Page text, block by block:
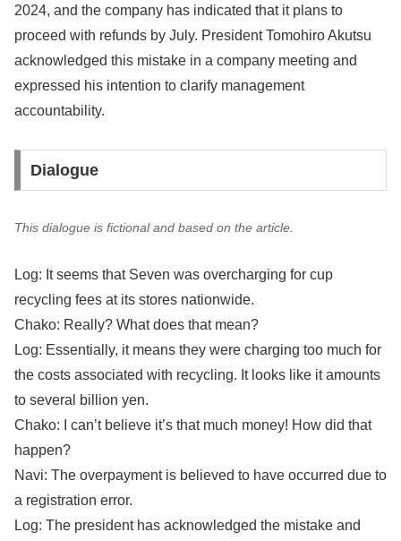
2024, and the company has indicated that it plans to
proceed with refunds by July. President Tomohiro Akutsu
acknowledged this mistake in a company meeting and
expressed his intention to clarify management
accountability.
Dialogue
This dialogue is fictional and based on the article.
Log: It seems that Seven was overcharging for cup
recycling fees at its stores nationwide.
Chako: Really? What does that mean?
Log: Essentially, it means they were charging too much for
the costs associated with recycling. It looks like it amounts
to several billion yen.
Chako: I can’t believe it’s that much money! How did that
happen?
Navi: The overpayment is believed to have occurred due to
a registration error.
Log: The president has acknowledged the mistake and